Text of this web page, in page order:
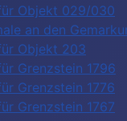
Objekt 029/030
an den
Objekt 203
Grenzstein 1796
Grenzstein 1776
Grenzstein 1767